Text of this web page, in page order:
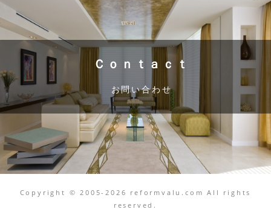
Ｃｏｎｔａｃｔ
お問い合わせ
Copyright © 2005-2026 reformvalu.com All rights
reserved.